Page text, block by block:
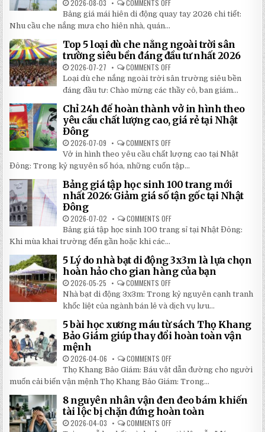
2026-08-03 COMMENTS OFF
BẢNG
GIÁ
ĐỘNG
QUAY
TAY
TIẾT
2026:
5
BÍ
MẬT
GIÚP
BẠN
TIẾT
KHI
LẮP
ĐẶT
Bảng giá mái hiên di động quay tay 2026 chi tiết:
Nhu cầu che nắng mưa cho hiên nhà, quán...
Top 5 loại dù che nắng ngoài trời sân
trường siêu bền đáng đầu tư nhất 2026
2026-07-27 COMMENTS OFF
TOP
5
LOẠI
DÙ
CHE
NẮNG
NGOÀI
TRỜI
BỀN
ĐÁNG
ĐẦU
NHẤT
2026
Loại dù che nắng ngoài trời sân trường siêu bền
đáng đầu tư: Chào mừng các thầy cô, ban giám...
Chỉ 24h để hoàn thành vở in hình theo
yêu cầu chất lượng cao, giá rẻ tại Nhật
Đông
2026-07-09 COMMENTS OFF
CHỈ
24H
ĐỂ
HOÀN
VỞ
IN
HÌNH
YÊU
CHẤT
LƯỢNG
RẺ
TẠI
NHẬT
ĐÔNG
Vở in hình theo yêu cầu chất lượng cao tại Nhật
Đông: Trong kỷ nguyên số hóa, những cuốn tập...
Bảng giá tập học sinh 100 trang mới
nhất 2026: Giảm giá số tận gốc tại Nhật
Đông
2026-07-02 COMMENTS OFF
BẢNG
GIÁ
100
TRANG
MỚI
2026:
GIẢM
GIÁ
SỐ
TẬN
GỐC
TẠI
NHẬT
Bảng giá tập học sinh 100 trang sỉ tại Nhật Đông:
Khi mùa khai trường đến gần hoặc khi các...
5 Lý do nhà bạt di động 3x3m là lựa chọn
hoàn hảo cho gian hàng của bạn
2026-05-25 COMMENTS OFF
5
LÝ
DO
NHÀ
BẠT
DI
ĐỘNG
3X3M
LỰA
HOÀN
HẢO
CHO
HÀNG
CỦA
BẠN
Nhà bạt di động 3x3m: Trong kỷ nguyên cạnh tranh
khốc liệt của ngành bán lẻ và dịch vụ lưu...
5 bài học xương máu từ sách Thọ Khang
Bảo Giám giúp thay đổi hoàn toàn vận
mệnh
2026-04-06 COMMENTS OFF
5
BÀI
HỌC
XƯƠNG
MÁU
TỪ
SÁCH
THỌ
BẢO
Thọ Khang Bảo Giám: Báu vật dẫn đường cho người
muốn cải biến vận mệnh Thọ Khang Bảo Giám: Trong...
8 nguyên nhân vận đen đeo bám khiến
tài lộc bị chặn đứng hoàn toàn
2026-04-03 COMMENTS OFF